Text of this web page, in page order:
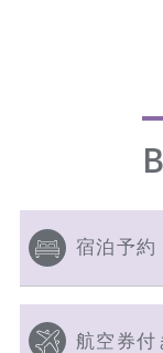
宿泊予約
航空券付